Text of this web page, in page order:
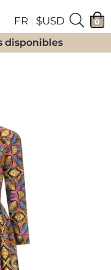
FR | $USD 0
disponibles